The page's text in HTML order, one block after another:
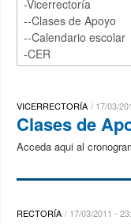
VICERRECTORÍA 17/03/
Clases de
Acceda aqui al
RECTORÍA 17/03/2011 -